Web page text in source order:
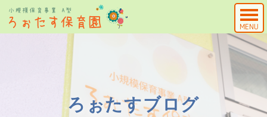
MENU
ろぉたすブログ